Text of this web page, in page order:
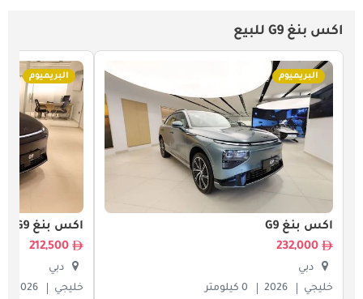
اكس بنغ G9 للبيع
البريميوم
اكس بنغ G9
232,000
دبي
خليجي
2026 0 كيلومتر
البريميوم
اكس بنغ G9
212,500
دبي
خليجي
2026